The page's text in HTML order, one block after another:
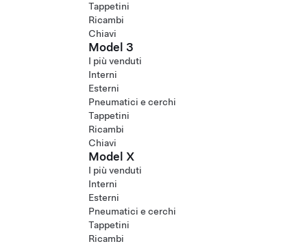
Tappetini
Ricambi
Chiavi
Model 3
I più venduti
Interni
Esterni
Pneumatici e cerchi
Tappetini
Ricambi
Chiavi
Model X
I più venduti
Interni
Esterni
Pneumatici e cerchi
Tappetini
Ricambi